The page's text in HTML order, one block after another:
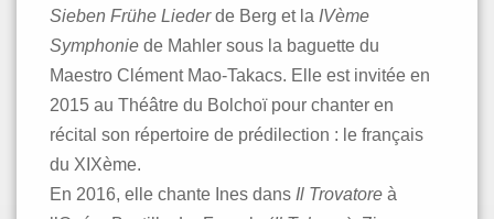
Sieben Frühe Liederde Berg et la IVème
Symphonie de Mahler sous la baguette du
Maestro Clément Mao-Takacs. Elle est invitée en
2015 au Théâtre du Bolchoï pour chanter en
récital son répertoire de prédilection : le français
du XIXème.
En 2016, elle chante Ines dans Il Trovatore à